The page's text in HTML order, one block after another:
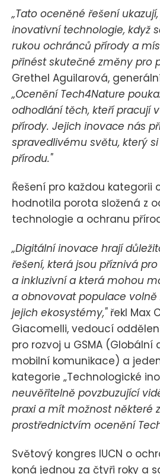
„Tato oceněné řešení
inovativní technologie, když
rukou ochránců přírody a
přinést skutečné změny pro
Grethel Aguilarová,
„Ocenění Tech4Nature
odhodlání těch, kteří pracují
přírody. Jejich inovace nás
spravedlivému světu, který
přírodu."
Řešení pro každou kategorii
hodnotila porota složená z
technologie a ochranu
„Digitální inovace hrají
řešení, která jsou příznivá
a inkluzivní a která mohou
a obnovovat populace volně
jejich ekosystémy,"řekl Max
Giacomelli, vedoucí
pro rozvoj u GSMA
mobilní komunikace) a
kategorie „Technologické
neuvěřitelně povzbuzující
praxi a mít možnost některé
prostřednictvím ocenění
Světový kongres IUCN o
koná jednou za čtyři roky a